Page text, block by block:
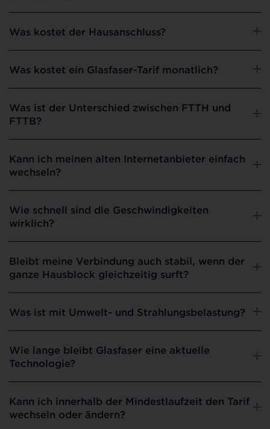
Was kostet der Hausanschluss?
Was kostet ein Glasfaser-Tarif monatlich?
Was ist der Unterschied zwischen FTTH und
FTTB?
Kann ich meinen alten Internetanbieter einfach
wechseln?
Wie schnell sind die Geschwindigkeiten
wirklich?
Bleibt meine Verbindung auch stabil, wenn der
ganze Hausblock gleichzeitig surft?
Was ist mit Umwelt- und Strahlungsbelastung?
Wie lange bleibt Glasfaser eine aktuelle
Technologie?
Kann ich innerhalb der Mindestlaufzeit den Tarif
wechseln oder ändern?